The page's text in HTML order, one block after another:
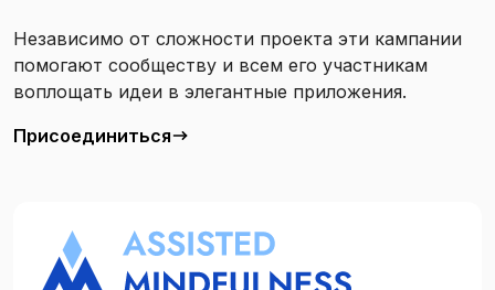
Независимо от сложности проекта эти кампании
помогают сообществу и всем его участникам
воплощать идеи в элегантные приложения.
Присоединиться